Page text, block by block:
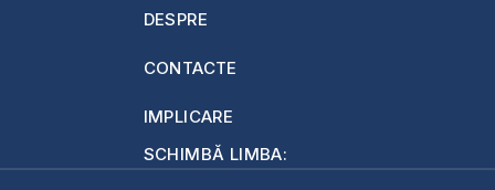
DESPRE
CONTACTE
IMPLICARE
SCHIMBĂ LIMBA: